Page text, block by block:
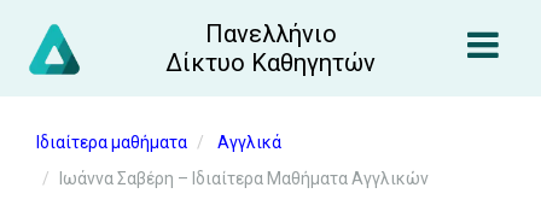
Πανελλήνιο
Δίκτυο Καθηγητών
Ιδιαίτερα μαθήματα
Αγγλικά
Ιωάννα Σαβέρη – Ιδιαίτερα Μαθήματα Αγγλικών